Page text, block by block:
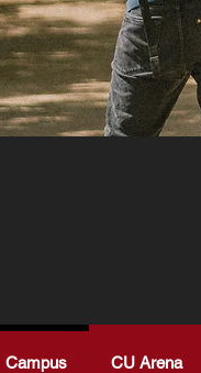
Campus CU Arena